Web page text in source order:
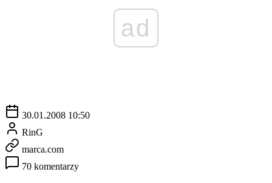
ad
30.01.2008 10:50
RinG
marca.com
70 komentarzy